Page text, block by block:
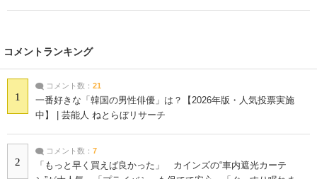
コメントランキング
1
コメント数： 21
一番好きな「韓国の男性俳優」は？【2026年版・人気投票実施
中】 | 芸能人 ねとらぼリサーチ
2
コメント数： 7
「もっと早く買えば良かった」 カインズの“車内遮光カーテ